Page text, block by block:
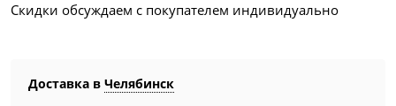
Скидки обсуждаем с покупателем индивидуально
Доставка в Челябинск